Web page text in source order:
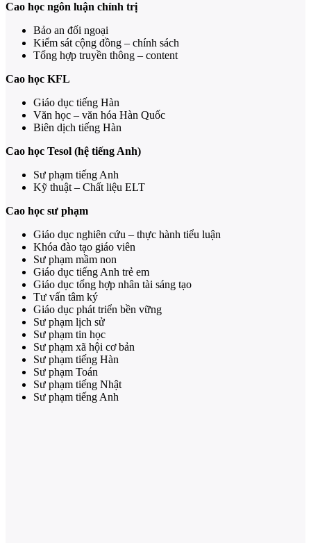
Cao học ngôn luận chính trị
Bảo an đối ngoại
Kiểm sát cộng đồng – chính sách
Tổng hợp truyền thông – content
Cao học KFL
Giáo dục tiếng Hàn
Văn học – văn hóa Hàn Quốc
Biên dịch tiếng Hàn
Cao học Tesol (hệ tiếng Anh)
Sư phạm tiếng Anh
Kỹ thuật – Chất liệu ELT
Cao học sư phạm
Giáo dục nghiên cứu – thực hành tiểu luận
Khóa đào tạo giáo viên
Sư phạm mầm non
Giáo dục tiếng Anh trẻ em
Giáo dục tổng hợp nhân tài sáng tạo
Tư vấn tâm ký
Giáo dục phát triển bền vững
Sư phạm lịch sử
Sư phạm tin học
Sư phạm xã hội cơ bản
Sư phạm tiếng Hàn
Sư phạm Toán
Sư phạm tiếng Nhật
Sư phạm tiếng Anh